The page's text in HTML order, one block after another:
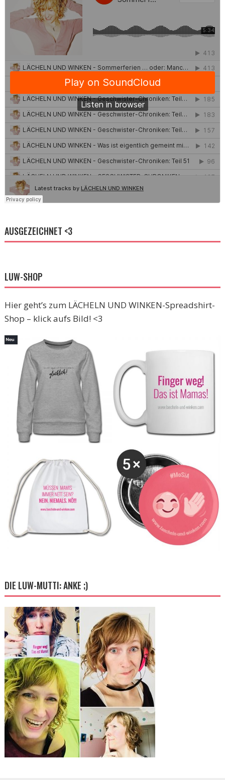
AUSGEZEICHNET <3
LUW-SHOP
Hier geht’s zum LÄCHELN UND WINKEN-Spreadshirt-
Shop – klick aufs Bild! <3
DIE LUW-MUTTI: ANKE ;)